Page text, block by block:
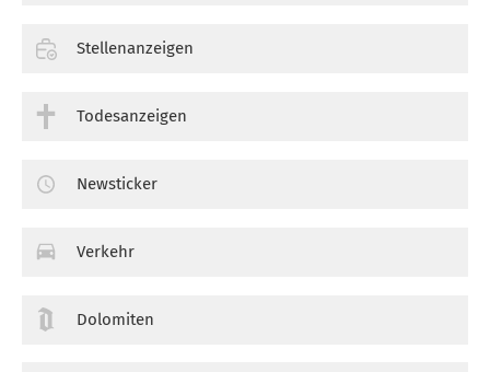
Stellenanzeigen
Todesanzeigen
Newsticker
Verkehr
Dolomiten